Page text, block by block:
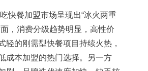
快餐加盟市场呈现出“冰火两重
，消费分级趋势明显，高性价
轻的刚需型快餐项目持续火热，
成本加盟的热门选择。另一方